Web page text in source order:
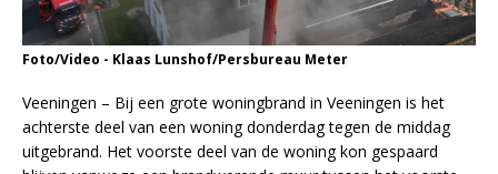
Foto/Video - Klaas Lunshof/Persbureau Meter
Veeningen – Bij een grote woningbrand in Veeningen is het
achterste deel van een woning donderdag tegen de middag
uitgebrand. Het voorste deel van de woning kon gespaard